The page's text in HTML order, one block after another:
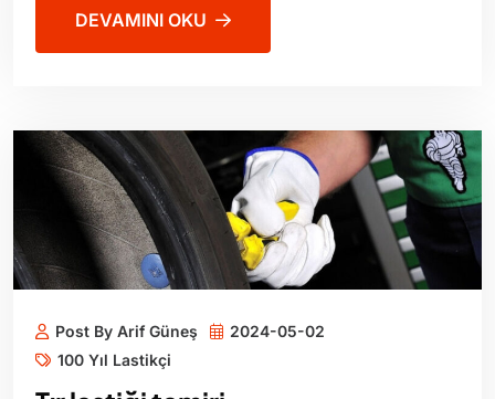
DEVAMINI OKU
Post By Arif Güneş
2024-05-02
100 Yıl Lastikçi